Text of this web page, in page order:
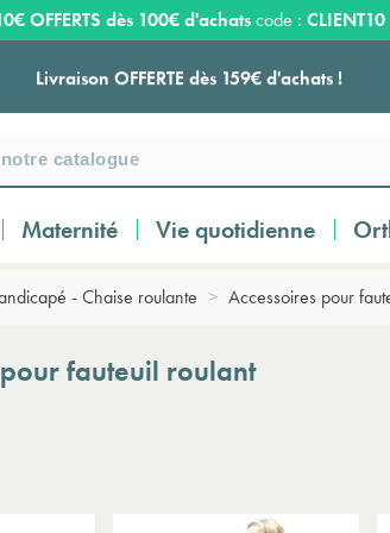
Livraison OFFERTE dès 159€ d'achats !
Payez en 3 ou 4 fois SANS FRAIS à partir de
100€
OFFERTS dès 100€ d'achatscode : CLIENT10
Maternité Vie quotidienne
- Chaise roulante > Accessoires pour
fauteuil roulant